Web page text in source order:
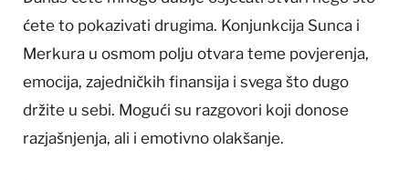
ćete to pokazivati drugima. Konjunkcija Sunca i
Merkura u osmom polju otvara teme povjerenja,
emocija, zajedničkih finansija i svega što dugo
držite u sebi. Mogući su razgovori koji donose
razjašnjenja, ali i emotivno olakšanje.